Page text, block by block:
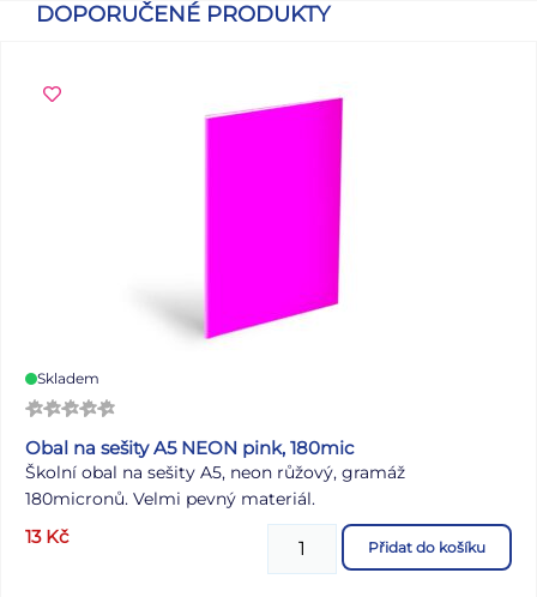
DOPORUČENÉ PRODUKTY
Skladem
Obal na sešity A5 NEON pink, 180mic
Školní obal na sešity A5, neon růžový, gramáž
180micronů. Velmi pevný materiál.
13 Kč Přidat do košíku